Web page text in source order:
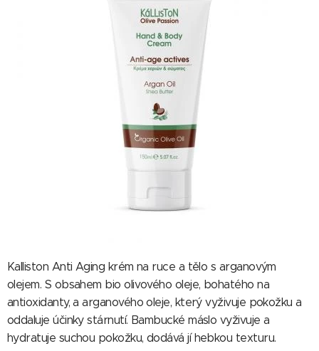
Kalliston Anti Aging krém na ruce a tělo s arganovým
olejem. S obsahem bio olivového oleje, bohatého na
antioxidanty, a arganového oleje, který vyživuje pokožku a
oddaluje účinky stárnutí. Bambucké máslo vyživuje a
hydratuje suchou pokožku, dodává jí hebkou texturu.